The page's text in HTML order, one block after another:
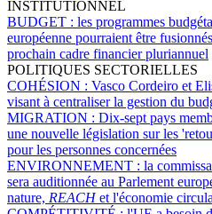
INSTITUTIONNEL
BUDGET : les programmes
européenne pourraient être
prochain cadre financier pluriannuel
POLITIQUES SECTORIELLES
COHÉSION : Vasco Cordeiro et
visant à centraliser la gestion du
MIGRATION : Dix-sept pays
une nouvelle législation sur les
pour les personnes concernées
ENVIRONNEMENT : la
sera auditionnée au Parlement
nature, REACHet l'économie